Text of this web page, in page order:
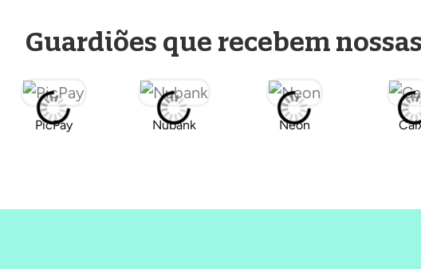
Guardiões que recebem
PicPay Nubank Neon